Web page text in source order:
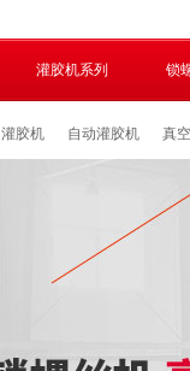
灌胶机系列 锁
灌胶机 自动灌胶机 真